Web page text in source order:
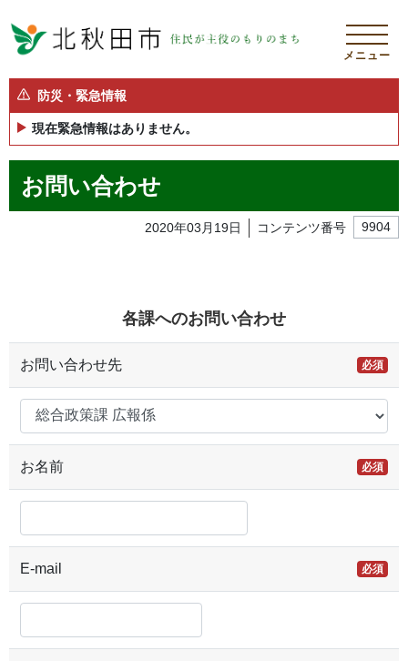
メニュー
防災・緊急情報
現在緊急情報はありません。
お問い合わせ
2020年03月19日 コンテンツ番号 9904
各課へのお問い合わせ
お問い合わせ先 必須
お名前 必須
E-mail 必須